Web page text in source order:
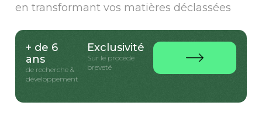
en transformant vos matières déclassées
+ de 6
ans
de recherche &
développement
Exclusivité
Sur le procédé
breveté